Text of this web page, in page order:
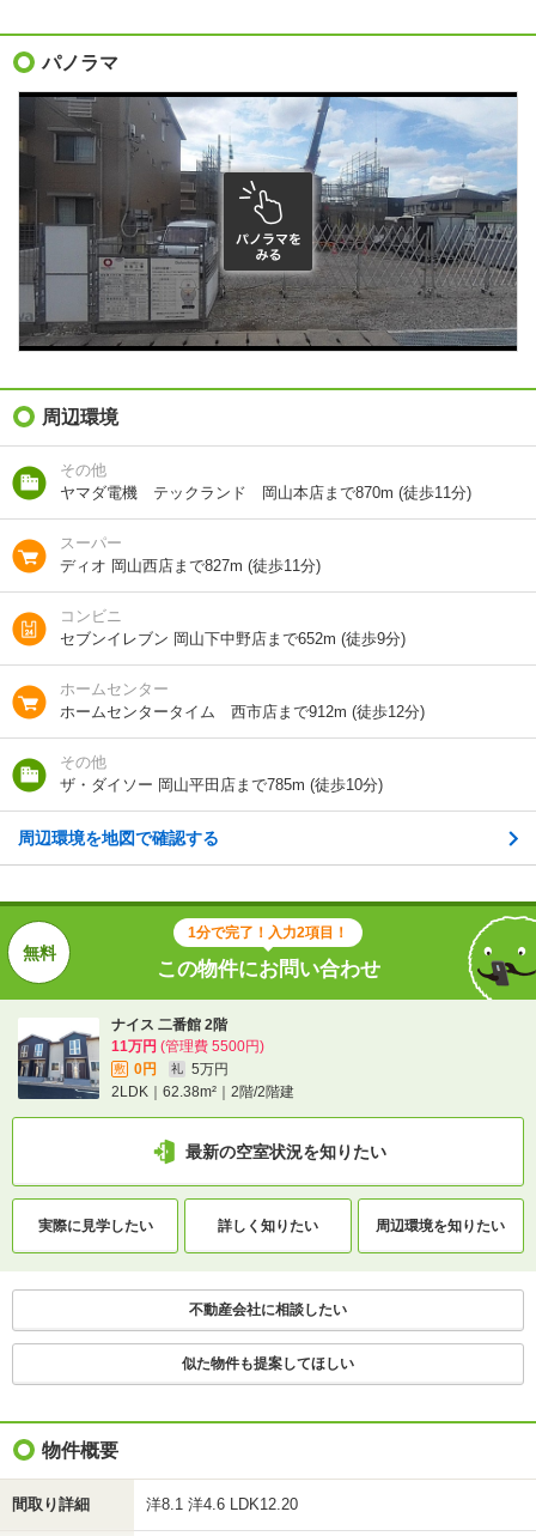
礼金（敷引・償
却金）
間取り / 専有面
積
2LDK/62.38m²
種別 / 構造 アパート 鉄骨
築年 / 築年月 新築/2026年1月
階建 2階/2階建
総戸数 6戸
向き
地図を見る
交通 ＪＲ宇野線/備前西市駅 歩18分
この物件にお問い合わせ
敷 礼
5万円
2LDK｜62.38m²｜2階/2階建
実際に 詳しく知りたい
間取りや設備を
知りたい
不動産会社に相談したい
パノラマ
周辺環境
その他
ヤマダ電機 テックランド 岡山本店まで870m (徒歩11分)
スーパー
ディオ 岡山西店まで827m (徒歩11分)
コンビニ
セブンイレブン 岡山下中野店まで652m (徒歩9分)
ホームセンター
ホームセンタータイム 西市店まで912m (徒歩12分)
その他
ザ・ダイソー 岡山平田店まで785m (徒歩10分)
周辺環境を地図で確認する
1分で完了！入力2項目！
この物件にお問い合わせ
ナイス 二番館 2階
11万円 (管理費 5500円)
敷 0円 礼
5万円
2LDK｜62.38m²｜2階/2階建
最新の空室状況を知りたい
実際に見学したい 詳しく知りたい 周辺環境を知りたい
不動産会社に相談したい
似た物件も提案してほしい
物件概要
間取り詳細 洋8.1 洋4.6 LDK12.20